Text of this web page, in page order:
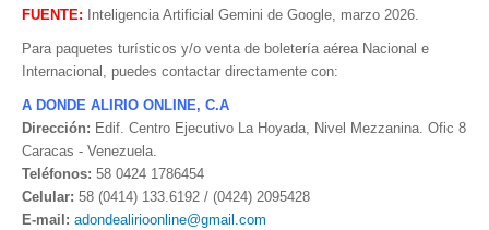
FUENTE: Inteligencia Artificial Gemini de Google, marzo 2026.
Para paquetes turísticos y/o venta de boletería aérea Nacional e
Internacional, puedes contactar directamente con:
A DONDE ALIRIO ONLINE, C.A
Dirección: Edif. Centro Ejecutivo La Hoyada, Nivel Mezzanina. Ofic 8
Caracas - Venezuela.
Teléfonos: 58 0424 1786454
Celular: 58 (0414) 133.6192 / (0424) 2095428
E-mail: adondealirioonline@gmail.com